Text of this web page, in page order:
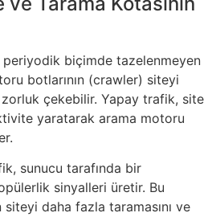
periyodik biçimde tazelenmeyen
botlarının (crawler) siteyi
zorluk çekebilir. Yapay trafik, site
yaratarak arama motoru
sunucu tarafında bir
sinyalleri üretir. Bu
siteyi daha fazla taramasını ve